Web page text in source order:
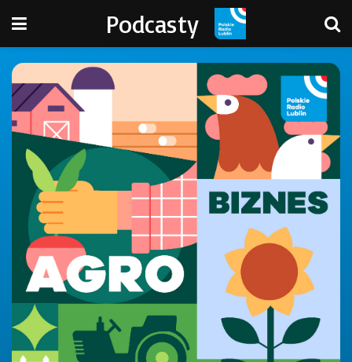
Podcasty